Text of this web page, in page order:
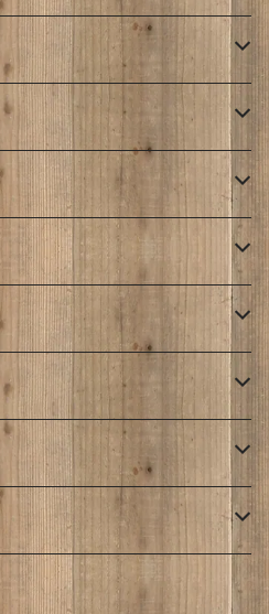
ット
き菓子セット